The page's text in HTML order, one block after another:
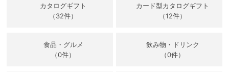
カタログギフト
（32件）
カード型カタログギフト
（12件）
食品・グルメ
（0件）
飲み物・ドリンク
（0件）